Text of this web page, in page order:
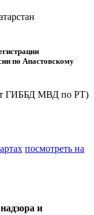
по Апастовскому
ГИББД МВД по РТ)
посмотреть на
и